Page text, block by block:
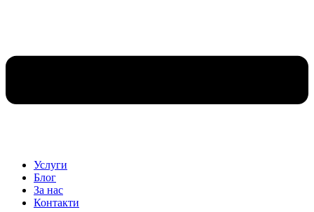
Услуги
Блог
За нас
Контакти